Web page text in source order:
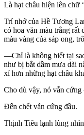
Là hạt châu hiện lên chữ
Trí nhớ của Hề Tương
có hoa văn màu trắng rất
màu vàng của sáp ong,
—Chỉ là không biết tại
như bị bắt dầm mưa dãi
xí hơn những hạt châu
Cho dù vậy, nó vẫn cứng
Đến chết vẫn cứng đầu.
Thịnh Tiêu lạnh lùng